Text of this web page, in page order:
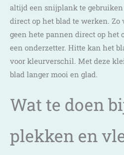
altijd een snijplank te
direct op het blad te werken. Zo
geen hete pannen direct op het
een onderzetter. Hitte kan het
voor kleurverschil. Met deze
blad langer mooi en glad.
Wat te doen
plekken en